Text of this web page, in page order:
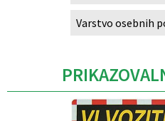
Varstvo osebnih